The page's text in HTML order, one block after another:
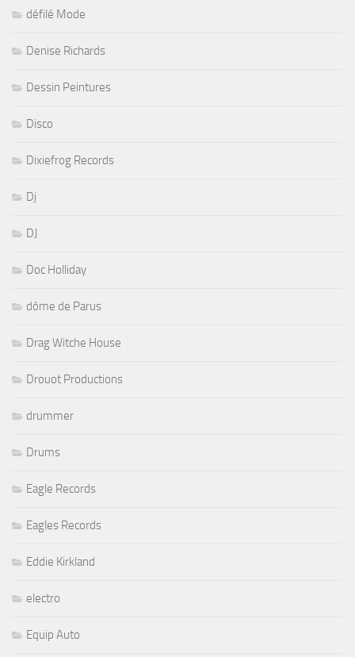
défilé Mode
Denise Richards
Dessin Peintures
Disco
Dixiefrog Records
Dj
DJ
Doc Holliday
dôme de Parus
Drag Witche House
Drouot Productions
drummer
Drums
Eagle Records
Eagles Records
Eddie Kirkland
electro
Equip Auto